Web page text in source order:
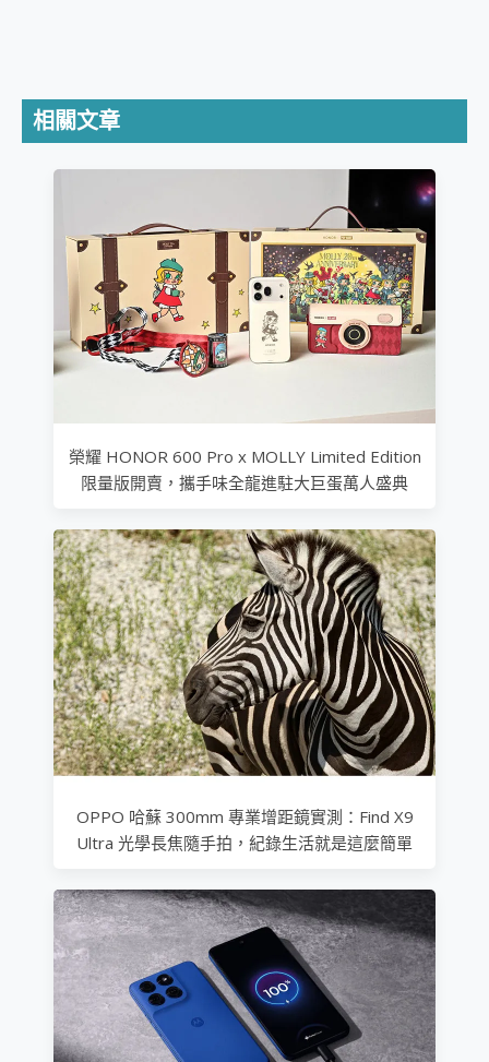
相關文章
榮耀 HONOR 600 Pro x MOLLY Limited Edition
限量版開賣，攜手味全龍進駐大巨蛋萬人盛典
OPPO 哈蘇 300mm 專業增距鏡實測：Find X9
Ultra 光學長焦隨手拍，紀錄生活就是這麼簡單